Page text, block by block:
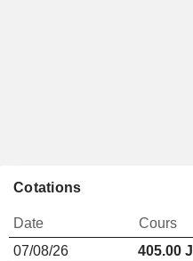
Cotations
Date Cours
07/08/26
405.00